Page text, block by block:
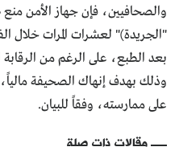
والصحافيين، فإن جهاز الأمن
"الجريدة)" لعشرات المرات خلال
بعد الطبع، على الرغم من
وذلك بهدف إنهاك الصحيفة
على ممارسته، وفقاً للبيان.
مقالات ذات صلة